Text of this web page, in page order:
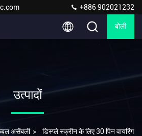
+886 902021232
बोली
उत्पादों
असेंबली > डिस्प्ले स्क्रीन के लिए 30 पिन वायरिंग